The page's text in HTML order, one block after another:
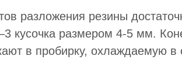
разложения резины
кусочка размером 4-5 мм.
в пробирку, охлаж­даемую в